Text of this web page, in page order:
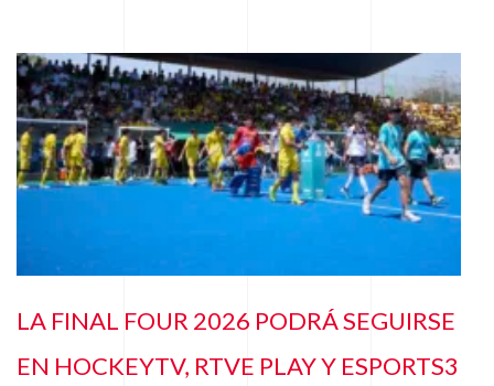
LA FINAL FOUR 2026 PODRÁ SEGUIRSE
EN HOCKEYTV, RTVE PLAY Y ESPORTS3